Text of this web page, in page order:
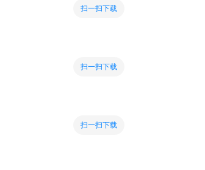
扫一扫下载
扫一扫下载
扫一扫下载